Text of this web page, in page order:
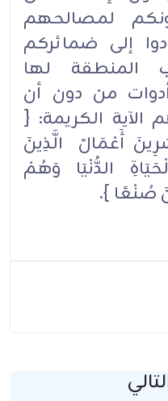
لمصالحهم
إلى ضمائركم
المنطقة لها
من دون أن
الآية الكريمة: {
أَعْمَالً الَّذِينَ
الدُّنْيَا وَهُمْ
صُنْعًا }.